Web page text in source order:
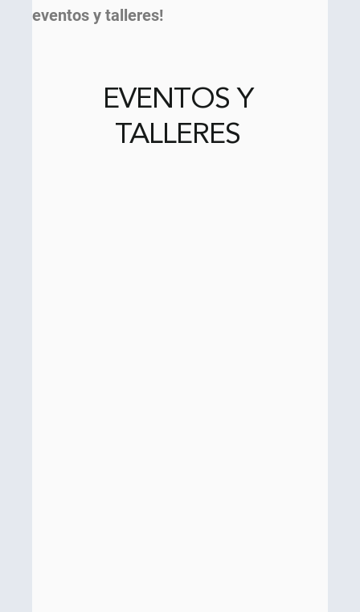
EVENTOS Y
TALLERES
eventos y talleres!